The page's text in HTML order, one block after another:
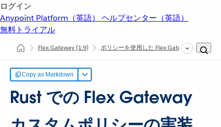
ログイン
Anypoint Platform（英語） ヘルプセンター（英語）
無料トライアル
Flex Gateway(1.9) ポリシーを使用した Flex Gateway API の保
Copy as Markdown
Rust での Flex Gateway